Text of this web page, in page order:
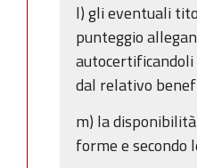
l) gli eventuali
punteggio
autocertificandoli
dal relativo
m) la
forme e secondo